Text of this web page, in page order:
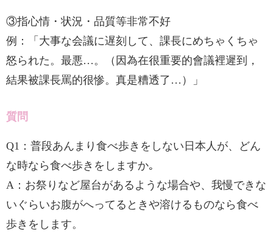
③指心情・状況・品質等非常不好
例：「大事な会議に遅刻して、課長にめちゃくちゃ
怒られた。最悪…。（因為在很重要的會議裡遲到，
結果被課長罵的很惨。真是糟透了…）」
質問
Q1：普段あんまり食べ歩きをしない日本人が、どん
な時なら食べ歩きをしますか｡
A：お祭りなど屋台があるような場合や、我慢できな
いぐらいお腹がへってるときや溶けるものなら食べ
歩きをします。